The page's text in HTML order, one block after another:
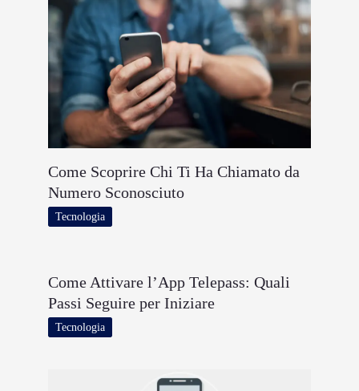
Come Scoprire Chi Ti Ha Chiamato da
Numero Sconosciuto
Tecnologia
Come Attivare l’App Telepass: Quali
Passi Seguire per Iniziare
Tecnologia